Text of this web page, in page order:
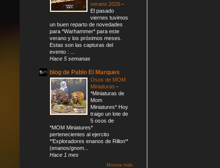
verano 2026 -
El pasado
viernes tuvimos
un buen reparto de novedades
para *Warhammer* para este
verano y los próximos meses.
Estas son las capturas del
evento : ...
Hace 5 semanas
blog de Pablo El Marques
Osos de MOM
Miniaturas -
*Miniaturas de
Mom
Miniatures* Hoy
traigo un lote de
5 osos de
*MOM Miniatures*
pertenecientes al ejercito
*'Exploradores enanos de Rillon'*
(enanos/gnom...
Hace 1 mes
Mostrar todo